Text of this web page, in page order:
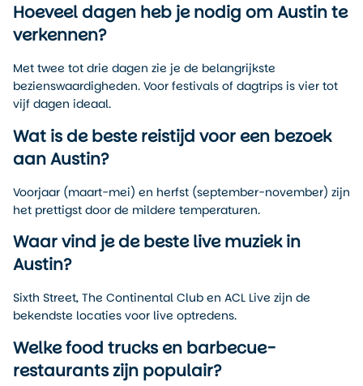
Hoeveel dagen heb je nodig om Austin te
verkennen?
Met twee tot drie dagen zie je de belangrijkste
bezienswaardigheden. Voor festivals of dagtrips is vier tot
vijf dagen ideaal.
Wat is de beste reistijd voor een bezoek
aan Austin?
Voorjaar (maart-mei) en herfst (september-november) zijn
het prettigst door de mildere temperaturen.
Waar vind je de beste live muziek in
Austin?
Sixth Street, The Continental Club en ACL Live zijn de
bekendste locaties voor live optredens.
Welke food trucks en barbecue-
restaurants zijn populair?